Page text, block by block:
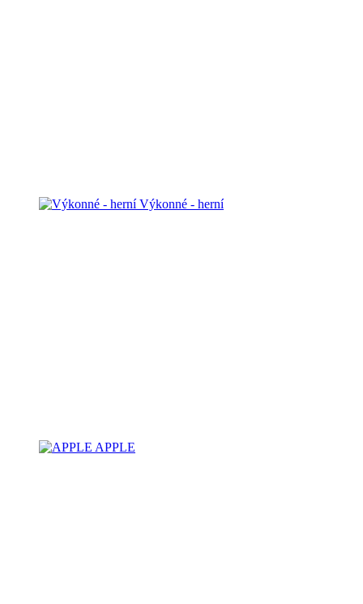
Výkonné - herní
APPLE